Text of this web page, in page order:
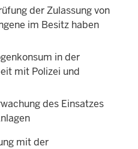
der Zulassung von
im Besitz haben
in der
mit Polizei und
des Einsatzes
mit der